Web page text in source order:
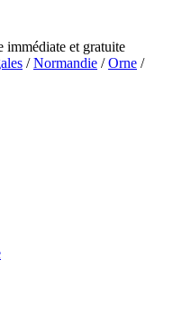
immédiate et gratuite
/Normandie /Orne /